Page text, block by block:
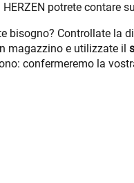
potrete
bisogno? Controllate la
magazzino e utilizzate il
confermeremo la